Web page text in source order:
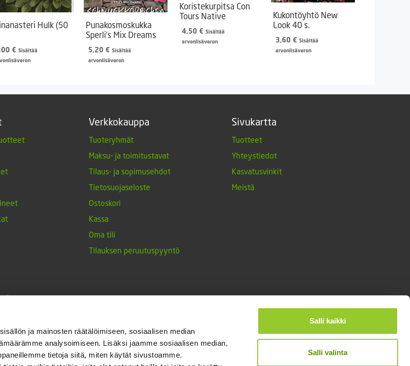
ja mainosten räätälöimiseen, sosiaalisen median
analysoimiseen. Lisäksi jaamme sosiaalisen median,
tietoja siitä, miten käytät sivustoamme.
Salli kaikki
Salli valinta
Hulk (50
€ Sisältää
Punakosmoskukka
Sperli’s Mix Dreams
5,20 € Sisältää
arvonlisäveron
Koristekurpitsa Con
Tours Native
4,50 € Sisältää
arvonlisäveron
Kukontöyhtö New
Look 40 s.
3,60 € Sisältää
arvonlisäveron
Verkkokauppa
Tuoteryhmät
Maksu- ja toimitustavat
Tilaus- ja sopimusehdot
Tietosuojaseloste
Ostoskori
Kassa
Oma tili
Tilauksen peruutuspyyntö
Sivukartta
Tuotteet
Yhteystiedot
Kasvatusvinkit
Meistä